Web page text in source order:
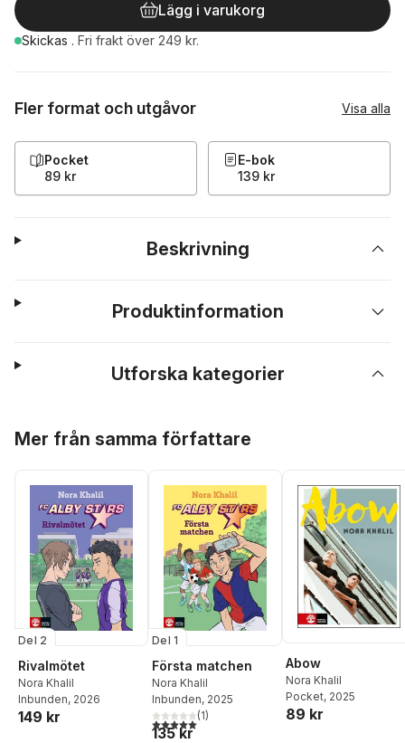
Lägg i varukorg
Skickas . Fri frakt över 249 kr.
Fler format och utgåvor Visa alla
Pocket
89 kr
E-bok
139 kr
Beskrivning
Produktinformation
Utforska kategorier
Mer från samma författare
Del 2
Rivalmötet
Nora Khalil
Inbunden, 2026
149 kr
Del 1
Första matchen
Nora Khalil
Inbunden, 2025
5,0utav 5 stjärnor. Totalt antal röster:
(1)
135 kr
Abow
Nora Khalil
Pocket, 2025
89 kr